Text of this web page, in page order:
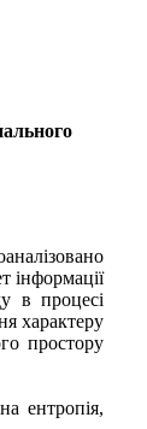
інформації
в процесі
характеру
простору
ентропія,